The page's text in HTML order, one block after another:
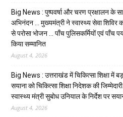
Big News : पुष्पवर्षा और चरण प्रक्षालन के
अभिनंदन … मुख्यमंत्री ने स्वास्थ्य सेवा शिविर
से परोसा भोजन … पाँच पुलिसकर्मियों एवं पाँच
किया सम्मानित
August 4, 2026
Big News : उत्तराखंड में चिकित्सा शिक्षा
सयाना को चिकित्सा शिक्षा निदेशक की
स्वास्थ्य मंत्री सुबोध उनियाल के निर्देश पर
August 4, 2026